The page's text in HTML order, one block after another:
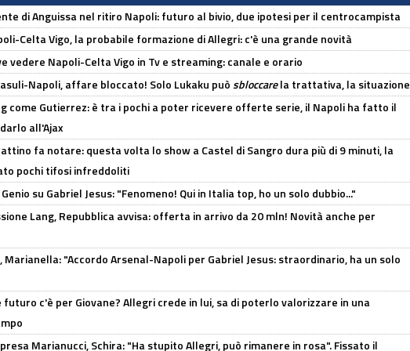
di Anguissa nel ritiro Napoli: futuro al bivio, due ipotesi per il centrocampista
Celta Vigo, la probabile formazione di Allegri: c'è una grande novità
vedere Napoli-Celta Vigo in Tv e streaming: canale e orario
Napoli, affare bloccato! Solo Lukaku puòsbloccarela trattativa, la situazione
come Gutierrez: è tra i pochi a poter ricevere offerte serie, il Napoli ha fatto il
all'Ajax
fa notare: questa volta lo show a Castel di Sangro dura più di 9 minuti, la
pochi tifosi infreddoliti
su Gabriel Jesus: "Fenomeno! Qui in Italia top, ho un solo dubbio..."
Lang, Repubblica avvisa: offerta in arrivo da 20 mln! Novità anche per
Marianella: "Accordo Arsenal-Napoli per Gabriel Jesus: straordinario, ha un solo
futuro c'è per Giovane? Allegri crede in lui, sa di poterlo valorizzare in una
Marianucci, Schira: "Ha stupito Allegri, può rimanere in rosa". Fissato il